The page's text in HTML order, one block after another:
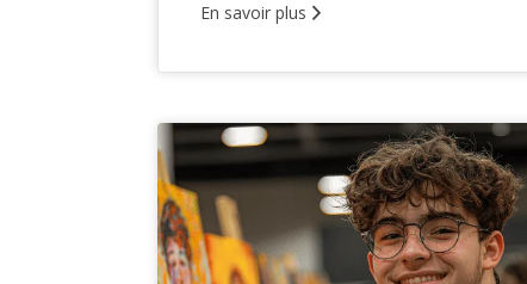
En savoir plus